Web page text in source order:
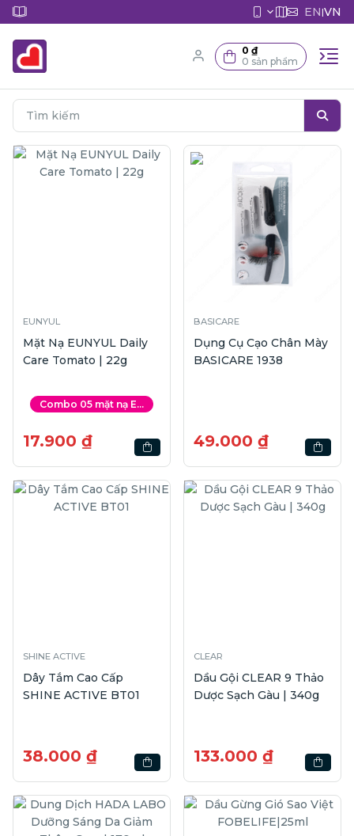
EN|VN
0 ₫
0 sản phẩm
EUNYUL
Mặt Nạ EUNYUL Daily
Care Tomato | 22g
Combo 05 mặt nạ E...
17.900 ₫
BASICARE
Dụng Cụ Cạo Chân Mày
BASICARE 1938
49.000 ₫
SHINE ACTIVE
Dây Tắm Cao Cấp
SHINE ACTIVE BT01
38.000 ₫
CLEAR
Dầu Gội CLEAR 9 Thảo
Dược Sạch Gàu | 340g
133.000 ₫